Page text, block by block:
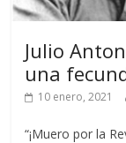
Julio
una
10 enero, 2021
“¡Muero por la